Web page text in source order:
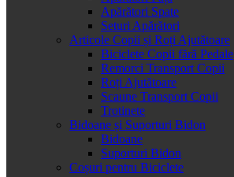
Apărători Spate
Seturi Apărători
Articole Copii și Roți Ajutătoare
Biciclete Copii fără Pedale
Remorci Transport Copii
Roți Ajutătoare
Scaune Transport Copii
Trotinete
Bidoane și Suporturi Bidon
Bidoane
Suporturi Bidon
Coșuri pentru Biciclete